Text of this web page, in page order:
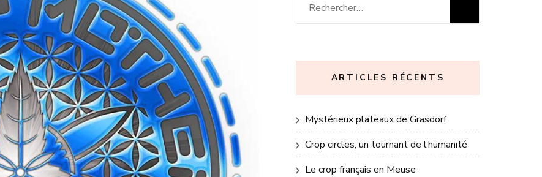
Rechercher :
ARTICLES RÉCENTS
Mystérieux plateaux de Grasdorf
Crop circles, un tournant de l’humanité
Le crop français en Meuse